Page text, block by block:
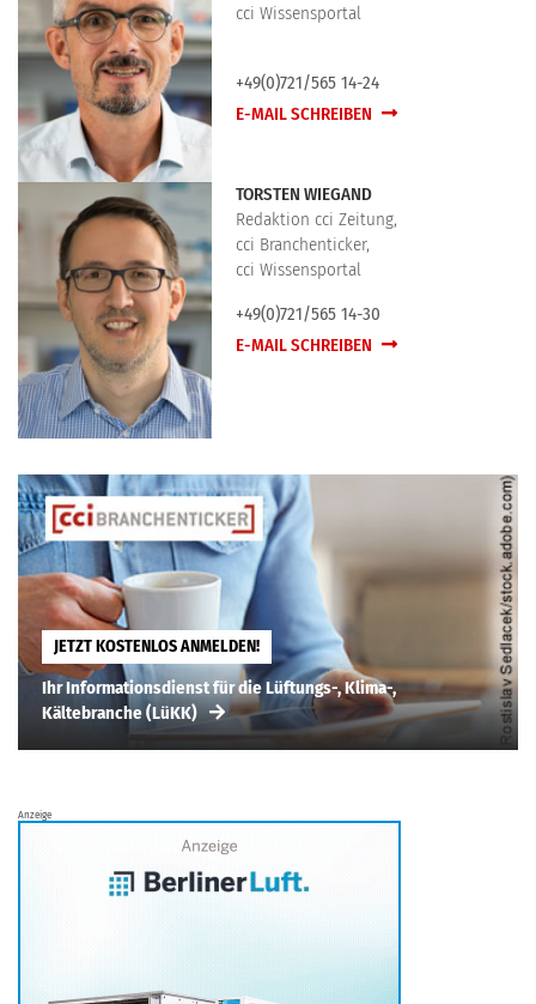
cci Wissensportal
+49(0)721/565 14-24
E-MAIL SCHREIBEN
TORSTEN WIEGAND
Redaktion cci Zeitung,
cci Branchenticker,
cci Wissensportal
+49(0)721/565 14-30
E-MAIL SCHREIBEN
JETZT KOSTENLOS ANMELDEN!
Ihr Informationsdienst für die Lüftungs-, Klima-,
Kältebranche (LüKK)
Anzeige